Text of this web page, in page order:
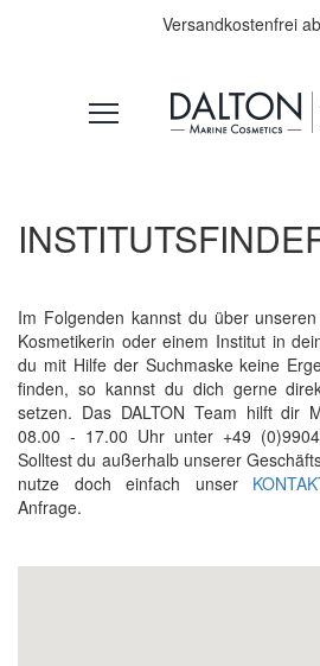
Versandkostenfrei
PFLEGELINIEN
ÜBER
DALTON
MAGAZIN
INSTITUTSKOSMETIK
Im Folgenden kannst du über
Kosmetikerin oder einem Institut in
du mit Hilfe der Suchmaske keine
finden, so kannst du dich gerne
setzen. Das DALTON Team hilft dir
08.00 - 17.00 Uhr unter +49
Solltest du außerhalb unserer
nutze doch einfach unser
Anfrage.